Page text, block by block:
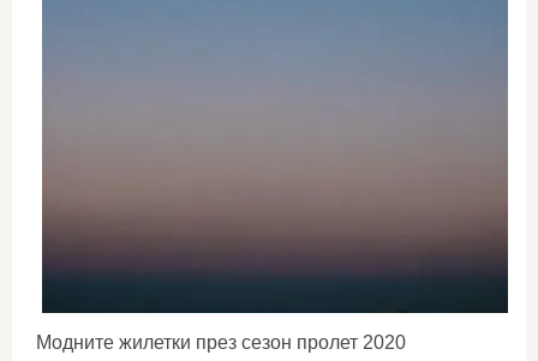
Модните жилетки през сезон пролет 2020